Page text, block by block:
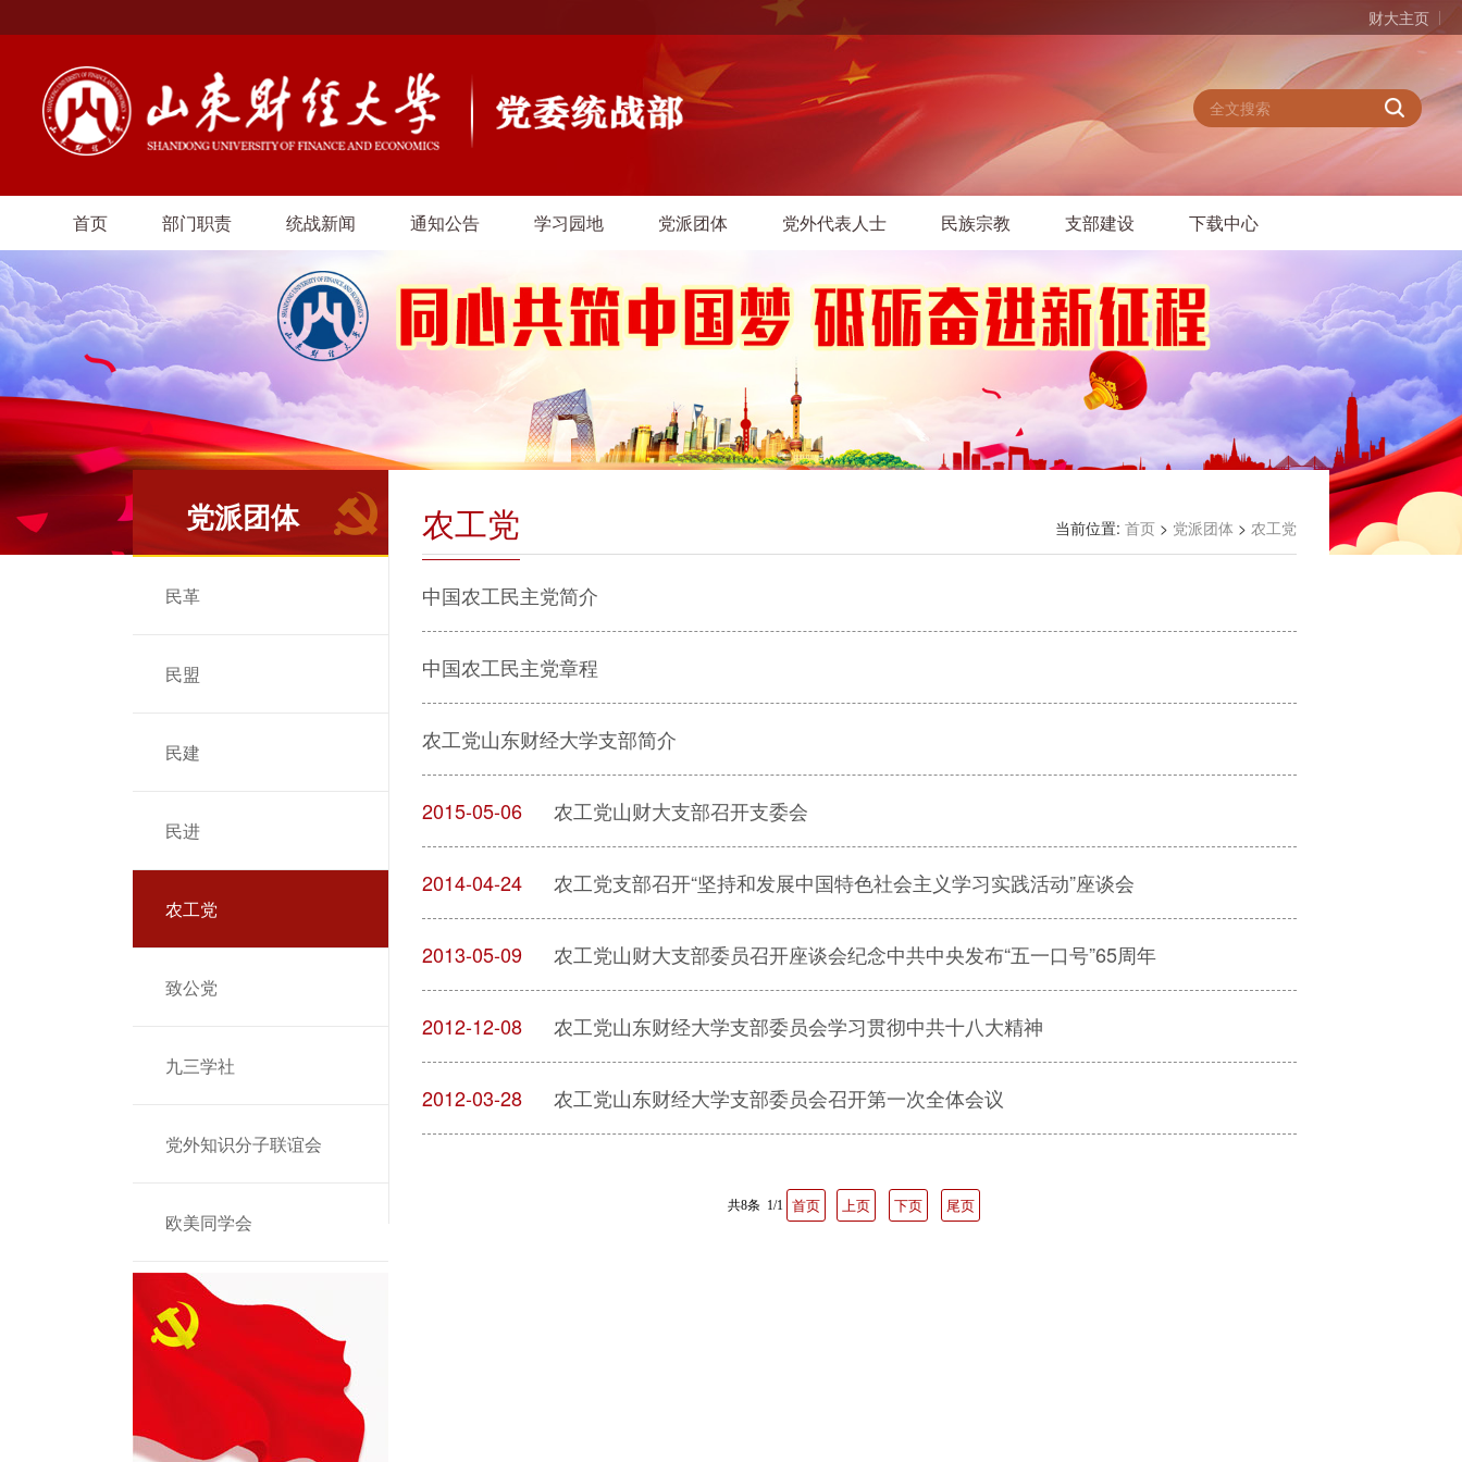
财大主页
首页 部门职责 统战新闻 通知公告 学习园地 党派团体 党外代表人士 民族宗教 支部建设 下载中心
党派团体
民革
民盟
民建
民进
农工党
致公党
九三学社
党外知识分子联谊会
欧美同学会
农工党 当前位置: 首页 > 党派团体 > 农工党
中国农工民主党简介
中国农工民主党章程
农工党山东财经大学支部简介
2015-05-06 农工党山财大支部召开支委会
2014-04-24 农工党支部召开“坚持和发展中国特色社会主义学习实践活动”座谈会
2013-05-09 农工党山财大支部委员召开座谈会纪念中共中央发布“五一口号”65周年
2012-12-08 农工党山东财经大学支部委员会学习贯彻中共十八大精神
2012-03-28 农工党山东财经大学支部委员会召开第一次全体会议
共8条 1/1 首页 上页 下页 尾页